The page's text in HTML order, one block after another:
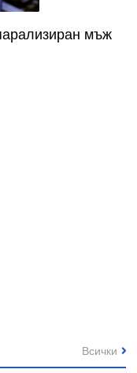
мъж
Всички